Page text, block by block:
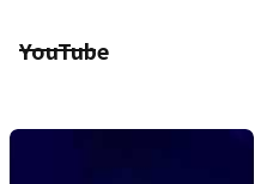
YouTube